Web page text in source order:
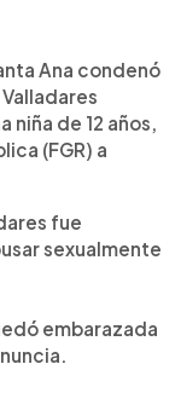
Ana condenó
niña de 12 años,
(FGR) a
fue
sexualmente
embarazada